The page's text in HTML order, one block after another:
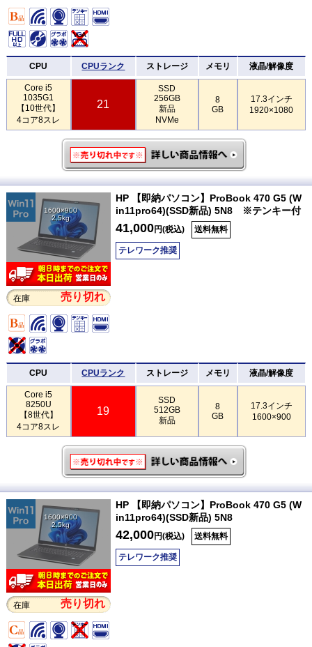
CPU CPUランク ストレージ メモリ 液晶/解像度
Core i5
1035G1
【10世代】
4コア8スレ
21
SSD
256GB
新品
NVMe
8
GB
17.3インチ
1920×1080
1600×900
2.5kg
在庫 売り切れ
HP 【即納パソコン】ProBook 470 G5 (W
in11pro64)(SSD新品) 5N8 ※テンキー付
41,000円(税込) 送料無料
テレワーク推奨
CPU CPUランク ストレージ メモリ 液晶/解像度
Core i5
8250U
【8世代】
4コア8スレ
19
SSD
512GB
新品
8
GB
17.3インチ
1600×900
1600×900
2.5kg
在庫 売り切れ
HP 【即納パソコン】ProBook 470 G5 (W
in11pro64)(SSD新品) 5N8
42,000円(税込) 送料無料
テレワーク推奨